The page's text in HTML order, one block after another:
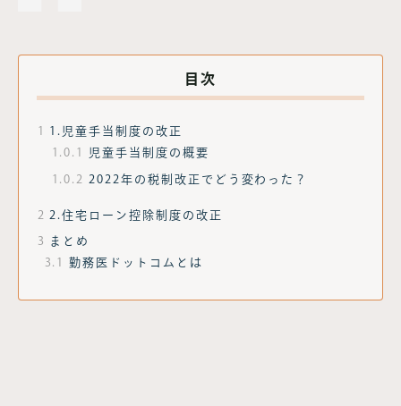
目次
1
1.児童手当制度の改正
1.0.1
児童手当制度の概要
1.0.2 2022年の税制改正でどう変わった？
2 2.住宅ローン控除制度の改正
3
まとめ
3.1
勤務医ドットコムとは